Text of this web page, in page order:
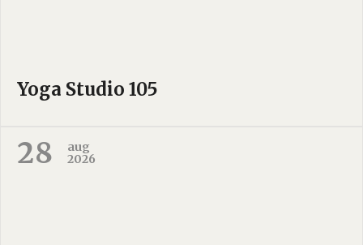
Yoga Studio 105
28
aug
2026